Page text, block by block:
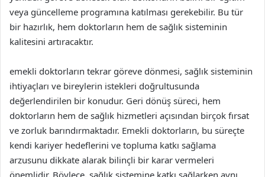
veya güncelleme programına katılması gerekebilir. Bu tür
bir hazırlık, hem doktorların hem de sağlık sisteminin
kalitesini artıracaktır.
emekli doktorların tekrar göreve dönmesi, sağlık sisteminin
ihtiyaçları ve bireylerin istekleri doğrultusunda
değerlendirilen bir konudur. Geri dönüş süreci, hem
doktorların hem de sağlık hizmetleri açısından birçok fırsat
ve zorluk barındırmaktadır. Emekli doktorların, bu süreçte
kendi kariyer hedeflerini ve topluma katkı sağlama
arzusunu dikkate alarak bilinçli bir karar vermeleri
önemlidir. Böylece, sağlık sistemine katkı sağlarken aynı